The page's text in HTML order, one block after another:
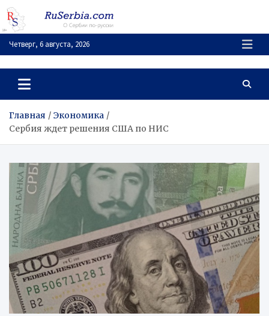
Перейти
содержимому
Четверг, 6 августа, 2026
RuSerbia.com
О Сербии – по-русски
Главная
Экономика
Сербия ждет решения США по НИС